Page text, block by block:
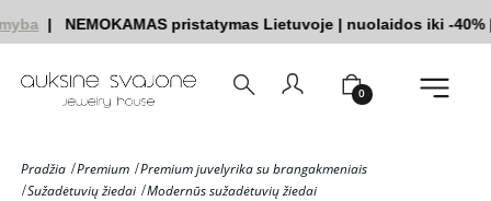
| NEMOKAMAS pristatymas Lietuvoje| nuolaidos iki -40%| |
0
Pradžia Premium
Premium juvelyrika su brangakmeniais
Sužadėtuvių žiedai
Modernūs sužadėtuvių žiedai